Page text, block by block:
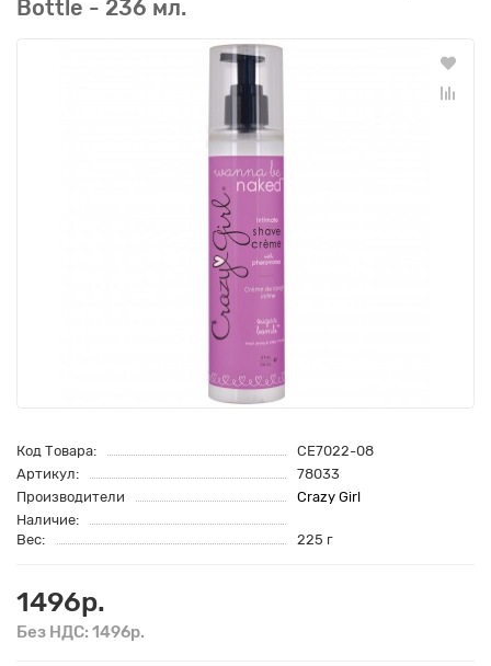
Bottle - 236 мл.
Код Товара:
CE7022-08
Артикул:
78033
Производители
Crazy Girl
Наличие:
Вес:
225 г
1496р.
Без НДС: 1496р.